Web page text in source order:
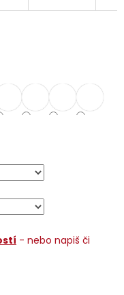
- nebo napiš či